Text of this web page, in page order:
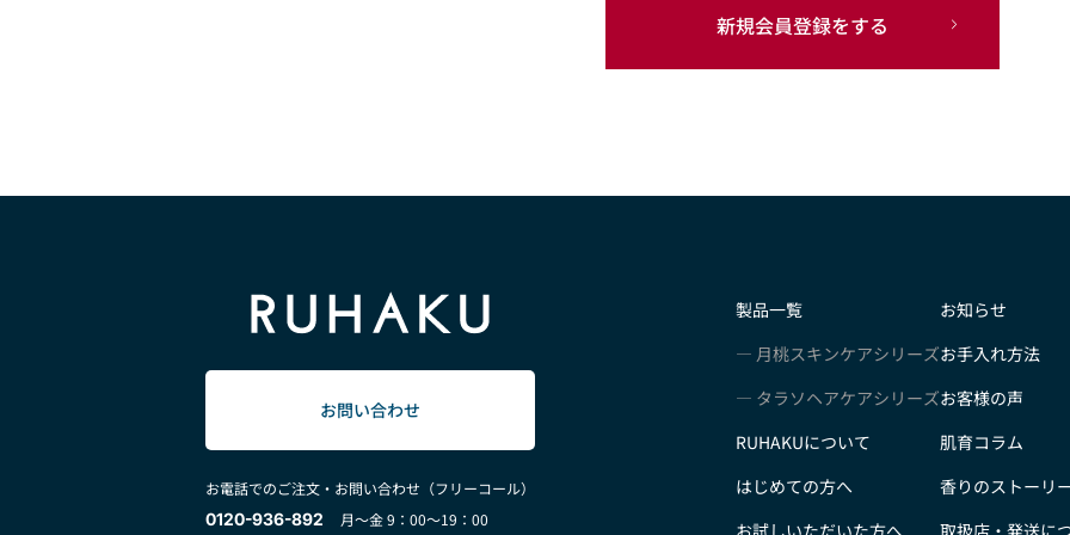
新規会員登録をする
お問い合わせ
お電話でのご注文・お問い合わせ（フリーコール）
0120-936-892
月～金 9：00～19：00
製品一覧
月桃スキンケアシリーズ
タラソヘアケアシリーズ
RUHAKUについて
はじめての方へ
お試しいただいた方へ
お知らせ
お手入れ方法
お客様の声
肌育コラム
香りのストーリ
取扱店・発送に